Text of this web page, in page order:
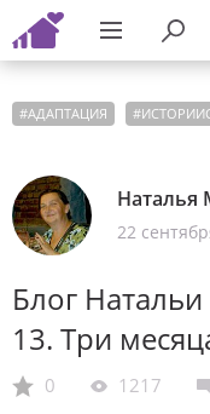
#АДАПТАЦИЯ #
Наталья
22
Блог
13. Три
0 1217